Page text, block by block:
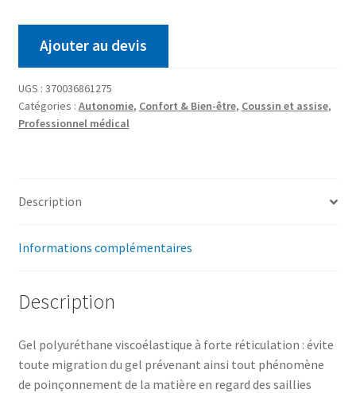
Ajouter au devis
UGS : 370036861275
Catégories : Autonomie, Confort & Bien-être, Coussin et assise,
Professionnel médical
Description
Informations complémentaires
Description
Gel polyuréthane viscoélastique à forte réticulation : évite
toute migration du gel prévenant ainsi tout phénomène
de poinçonnement de la matière en regard des saillies